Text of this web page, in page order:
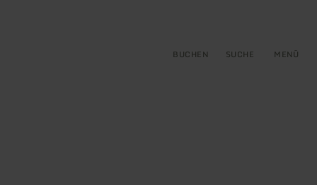
BUCHEN SUCHE MENÜ